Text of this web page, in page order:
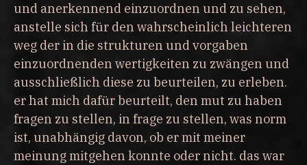
und anerkennend einzuordnen und zu sehen,
anstelle sich für den wahrscheinlich leichteren
weg der in die strukturen und vorgaben
einzuordnenden wertigkeiten zu zwängen und
ausschließlich diese zu beurteilen, zu erleben.
er hat mich dafür beurteilt, den mut zu haben
fragen zu stellen, in frage zu stellen, was norm
ist, unabhängig davon, ob er mit meiner
meinung mitgehen konnte oder nicht. das war